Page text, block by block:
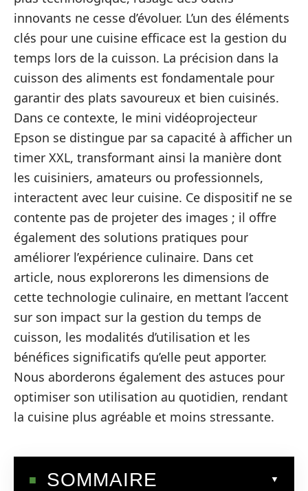
innovants ne cesse d’évoluer. L’un des éléments
clés pour une cuisine efficace est la gestion du
temps lors de la cuisson. La précision dans la
cuisson des aliments est fondamentale pour
garantir des plats savoureux et bien cuisinés.
Dans ce contexte, le mini vidéoprojecteur
Epson se distingue par sa capacité à afficher un
timer XXL, transformant ainsi la manière dont
les cuisiniers, amateurs ou professionnels,
interactent avec leur cuisine. Ce dispositif ne se
contente pas de projeter des images ; il offre
également des solutions pratiques pour
améliorer l’expérience culinaire. Dans cet
article, nous explorerons les dimensions de
cette technologie culinaire, en mettant l’accent
sur son impact sur la gestion du temps de
cuisson, les modalités d’utilisation et les
bénéfices significatifs qu’elle peut apporter.
Nous aborderons également des astuces pour
optimiser son utilisation au quotidien, rendant
la cuisine plus agréable et moins stressante.
SOMMAIRE